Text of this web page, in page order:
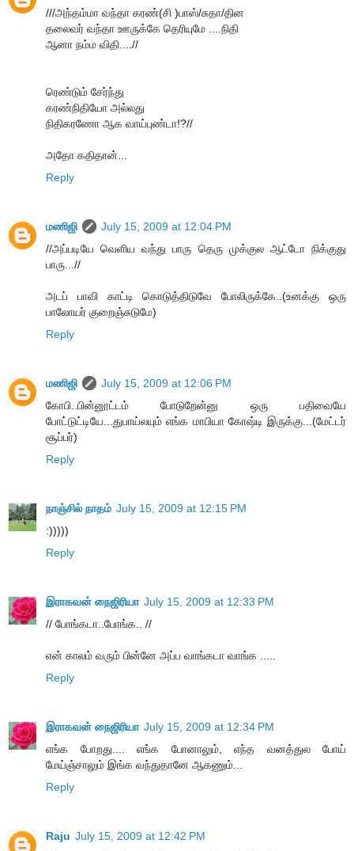
///அந்தம்மா வந்தா கரண்(சி )பாஸ்/சுதா/தின
தலைவர் வந்தா ஊருக்கே தெரியுமே ....நிதி
ஆனா நம்ம விதி....//
ரெண்டும் சேர்ந்து
கரண்நிதியோ அல்லது
நிதிகரணோ ஆக வாய்புண்டா!?//
அதோ கதிதான்...
Reply
மணிஜி
July 15, 2009 at 12:04 PM
//அப்படியே வெளிய வந்து பாரு தெரு முக்குல ஆட்டோ நிக்குது
பாரு...//
அடப் பாவி காட்டி கொடுத்திடுவே போலிருக்கே..(உனக்கு ஒரு
பாலோயர் குறைஞ்சுடுமே)
Reply
மணிஜி
July 15, 2009 at 12:06 PM
கோபி..பின்னூட்டம் போடுறேன்னு ஒரு பதிவையே
போட்டுட்டியே...துபாய்லயும் எங்க மாபியா கோஷ்டி இருக்கு...(மேட்டர்
சூப்பர்)
Reply
நாஞ்சில் நாதம் July 15, 2009 at 12:15 PM
:)))))
Reply
இராகவன் நைஜிரியா July 15, 2009 at 12:33 PM
// போங்கடா..போங்க.. //
என் காலம் வரும் பின்னே அப்ப வாங்கடா வாங்க .....
Reply
இராகவன் நைஜிரியா July 15, 2009 at 12:34 PM
எங்க போறது.... எங்க போனாலும், எந்த வனத்துல போய்
மேய்ஞ்சாலும் இங்க வந்துதானே ஆகணும்...
Reply
Raju July 15, 2009 at 12:42 PM